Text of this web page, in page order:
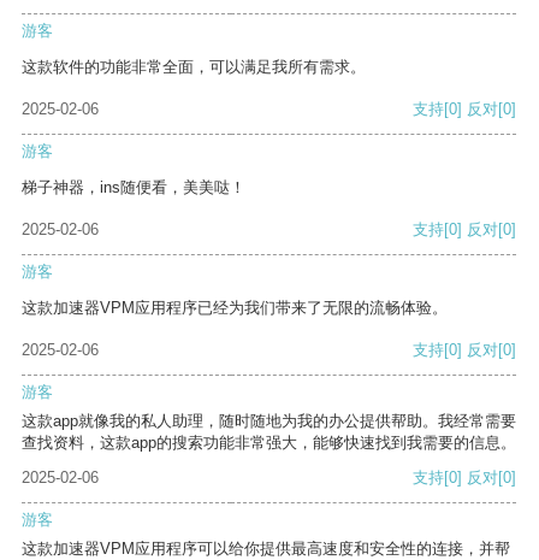
游客
这款软件的功能非常全面，可以满足我所有需求。
2025-02-06 支持[0] 反对[0]
游客
梯子神器，ins随便看，美美哒！
2025-02-06 支持[0] 反对[0]
游客
这款加速器VPM应用程序已经为我们带来了无限的流畅体验。
2025-02-06 支持[0] 反对[0]
游客
这款app就像我的私人助理，随时随地为我的办公提供帮助。我经常需要
查找资料，这款app的搜索功能非常强大，能够快速找到我需要的信息。
2025-02-06
支持[0] 反对[0]
游客
这款加速器VPM应用程序可以给你提供最高速度和安全性的连接，并帮